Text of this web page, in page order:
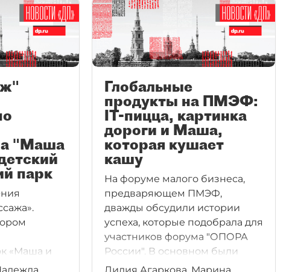
"Маша
парк
«Маша и
объект
Глобальные
продукты на ПМЭФ:
IT-пицца, картинка
дороги и Маша,
которая кушает
кашу
На форуме малого бизнеса,
предваряющем ПМЭФ,
дважды обсудили истории
успеха, которые подобрала для
участников форума "ОПОРА
России". В основном были
представлены